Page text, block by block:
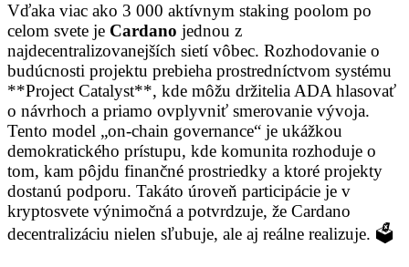
Vďaka viac ako 3 000 aktívnym staking poolom po
celom svete je Cardano jednou z
najdecentralizovanejších sietí vôbec. Rozhodovanie o
budúcnosti projektu prebieha prostredníctvom systému
**Project Catalyst**, kde môžu držitelia ADA hlasovať
o návrhoch a priamo ovplyvniť smerovanie vývoja.
Tento model „on-chain governance“ je ukážkou
demokratického prístupu, kde komunita rozhoduje o
tom, kam pôjdu finančné prostriedky a ktoré projekty
dostanú podporu. Takáto úroveň participácie je v
kryptosvete výnimočná a potvrdzuje, že Cardano
decentralizáciu nielen sľubuje, ale aj reálne realizuje. 🗳️